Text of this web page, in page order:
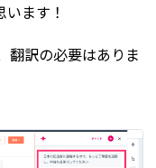
ます！
翻訳の必要はありま